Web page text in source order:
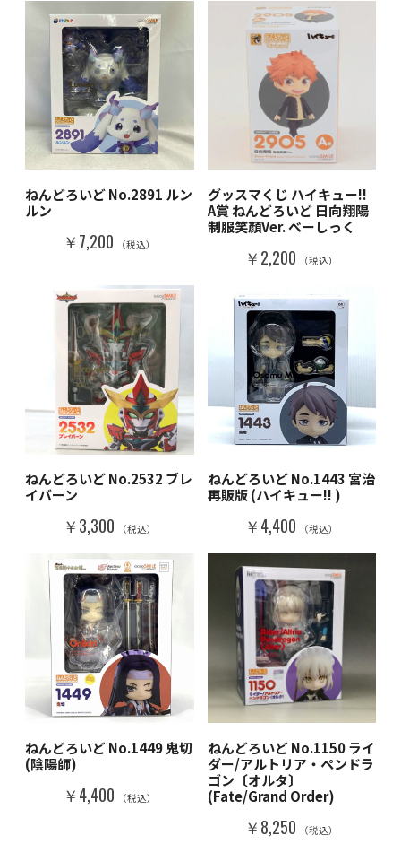
ねんどろいど No.2891 ルン
ルン
￥7,200 （税込）
グッスマくじ ハイキュー!!
A賞 ねんどろいど 日向翔陽
制服笑顔Ver. べーしっく
￥2,200 （税込）
ねんどろいど No.2532 ブレ
イバーン
￥3,300 （税込）
ねんどろいど No.1443 宮治
再販版 (ハイキュー!! )
￥4,400 （税込）
ねんどろいど No.1449 鬼切
(陰陽師)
￥4,400 （税込）
ねんどろいど No.1150 ライ
ダー/アルトリア・ペンドラ
ゴン〔オルタ〕
(Fate/Grand Order)
￥8,250 （税込）